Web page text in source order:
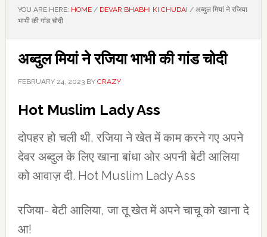
YOU ARE HERE: HOME / DEVAR BHABHI KI CHUDAI /अब्दुल मियां ने रजिया
भाभी की गांड चोदी
अब्दुल मियां ने रजिया भाभी की गांड चोदी
FEBRUARY 24, 2023BY CRAZY
Hot Muslim Lady Ass
दोपहर हो चली थी, रजिया ने खेत में काम करने गए अपने
देवर अब्दुल के लिए खाना बांधा ओर अपनी बेटी आलिया
को आवाज़ दी. Hot Muslim Lady Ass
रजिया- बेटी आलिया, जा तू खेत में अपने चाचू को खाना दे
आ!